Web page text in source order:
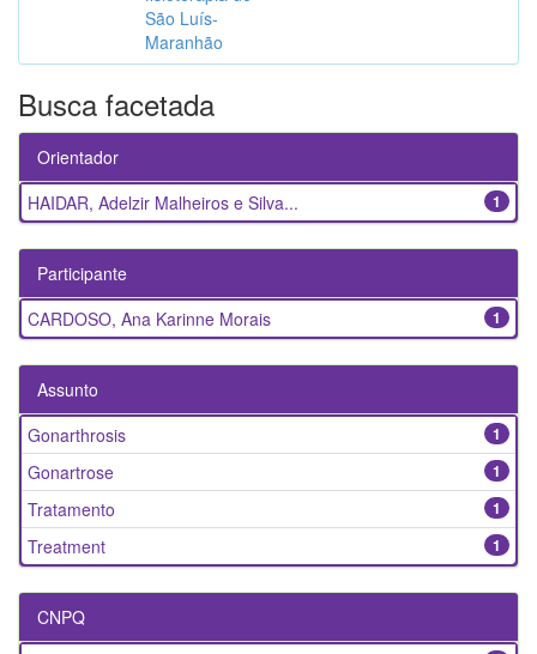
São Luís-
Maranhão
Busca facetada
Orientador
1
HAIDAR, Adelzir Malheiros e Silva...
Participante
1
CARDOSO, Ana Karinne Morais
Assunto
1
Gonarthrosis
1
Gonartrose
1
Tratamento
1
Treatment
CNPQ